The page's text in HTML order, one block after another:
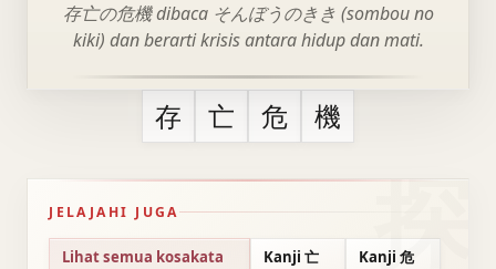
存亡の危機 dibaca そんぼうのきき (sombou no
kiki) dan berarti krisis antara hidup dan mati.
存 亡 危 機
JELAJAHI JUGA
Lihat semua kosakata Kanji 亡
Kanji 危